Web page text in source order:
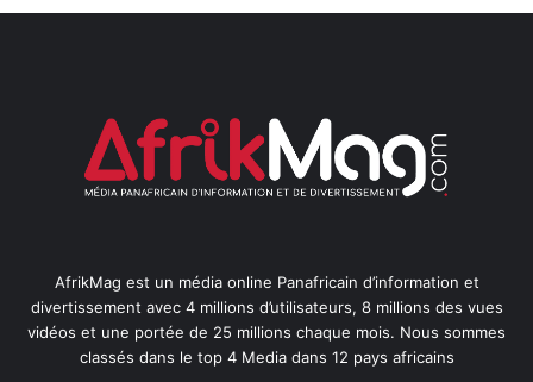
AfrikMag est un média online Panafricain d’information et
divertissement avec 4 millions d’utilisateurs, 8 millions des vues
vidéos et une portée de 25 millions chaque mois. Nous sommes
classés dans le top 4 Media dans 12 pays africains